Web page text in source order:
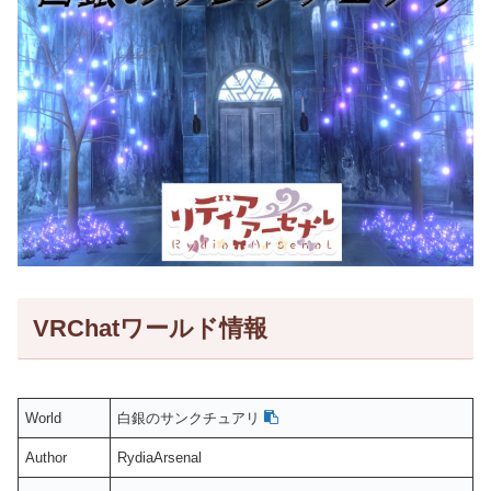
VRChatワールド情報
World 白銀のサンクチュアリ
Author RydiaArsenal